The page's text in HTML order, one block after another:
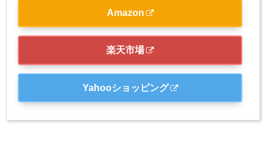
Amazon
楽天市場
Yahooショッピング